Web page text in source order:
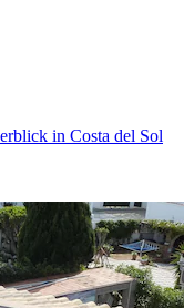
in Costa del Sol